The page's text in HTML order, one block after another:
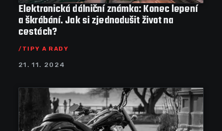
Elektronická dálniční známka: Konec lepení
a škrábání. Jak si zjednodušit život na
cestách?
TIPY A RADY
21. 11. 2024